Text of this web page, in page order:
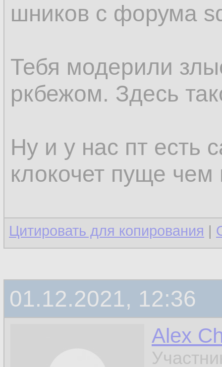
шников с форума
Тебя модерили
ркбежом. Здесь
Ну и у нас пт есть
клокочет пуще чем
Цитировать для копирования |
01.12.2021, 12:36
Alex